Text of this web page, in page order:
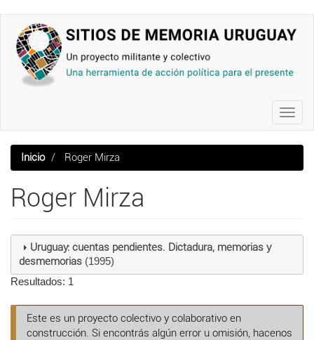
contenido
principal
Inicio Roger Mirza
Roger Mirza
Uruguay: cuentas pendientes. Dictadura, memorias y
desmemorias(1995)
Resultados: 1
Este es un proyecto colectivo y colaborativo en
construcción. Si encontrás algún error u omisión, hacenos